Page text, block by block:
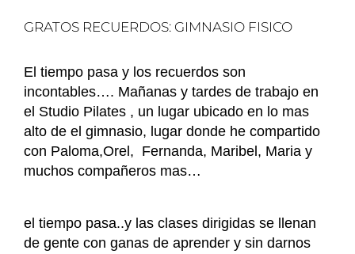
GRATOS RECUERDOS: GIMNASIO FISICO
El tiempo pasa y los recuerdos son
incontables…. Mañanas y tardes de trabajo en
el Studio Pilates , un lugar ubicado en lo mas
alto de el gimnasio, lugar donde he compartido
con Paloma,Orel, Fernanda, Maribel, Maria y
muchos compañeros mas…
el tiempo pasa..y las clases dirigidas se llenan
de gente con ganas de aprender y sin darnos